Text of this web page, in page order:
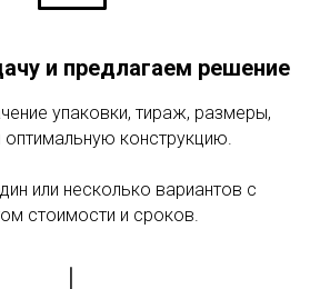
и предлагаем решение
упаковки, тираж, размеры,
конструкцию.
или несколько вариантов с
стоимости и сроков.